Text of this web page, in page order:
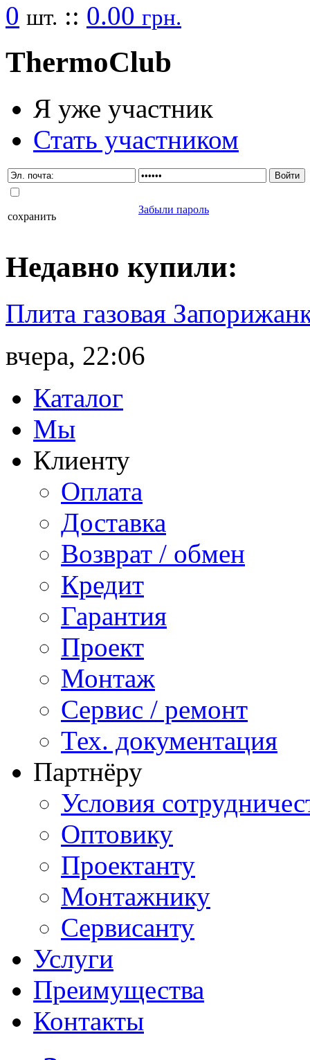
0 шт. :: 0.00 грн.
ThermoClub
Я уже участник
Стать участником
сохранить
Забыли пароль
Недавно купили:
Плита газовая
вчера, 22:06
Каталог
Мы
Клиенту
Оплата
Доставка
Возврат / обмен
Кредит
Гарантия
Проект
Монтаж
Сервис / ремонт
Тех. документация
Партнёру
Условия
Оптовику
Проектанту
Монтажнику
Сервисанту
Услуги
Преимущества
Контакты